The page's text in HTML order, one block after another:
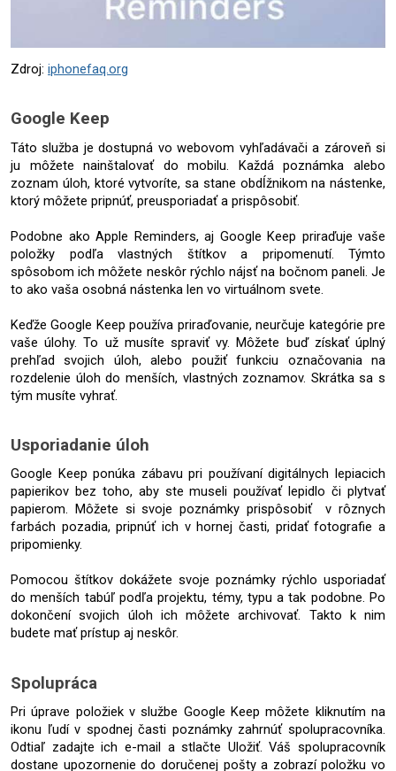
Zdroj: iphonefaq.org
Google Keep
Táto služba je dostupná vo webovom vyhľadávači a zároveň si
ju môžete nainštalovať do mobilu. Každá poznámka alebo
zoznam úloh, ktoré vytvoríte, sa stane obdĺžnikom na nástenke,
ktorý môžete pripnúť, preusporiadať a prispôsobiť.
Podobne ako Apple Reminders, aj Google Keep priraďuje vaše
položky podľa vlastných štítkov a pripomenutí. Týmto
spôsobom ich môžete neskôr rýchlo nájsť na bočnom paneli. Je
to ako vaša osobná nástenka len vo virtuálnom svete.
Keďže Google Keep používa priraďovanie, neurčuje kategórie pre
vaše úlohy. To už musíte spraviť vy. Môžete buď získať úplný
prehľad svojich úloh, alebo použiť funkciu označovania na
rozdelenie úloh do menších, vlastných zoznamov. Skrátka sa s
tým musíte vyhrať.
Usporiadanie úloh
Google Keep ponúka zábavu pri používaní digitálnych lepiacich
papierikov bez toho, aby ste museli používať lepidlo či plytvať
papierom. Môžete si svoje poznámky prispôsobiť  v rôznych
farbách pozadia, pripnúť ich v hornej časti, pridať fotografie a
pripomienky.
Pomocou štítkov dokážete svoje poznámky rýchlo usporiadať
do menších tabúľ podľa projektu, témy, typu a tak podobne. Po
dokončení svojich úloh ich môžete archivovať. Takto k nim
budete mať prístup aj neskôr.
Spolupráca
Pri úprave položiek v službe Google Keep môžete kliknutím na
ikonu ľudí v spodnej časti poznámky zahrnúť spolupracovníka.
Odtiaľ zadajte ich e-mail a stlačte Uložiť. Váš spolupracovník
dostane upozornenie do doručenej pošty a zobrazí položku vo